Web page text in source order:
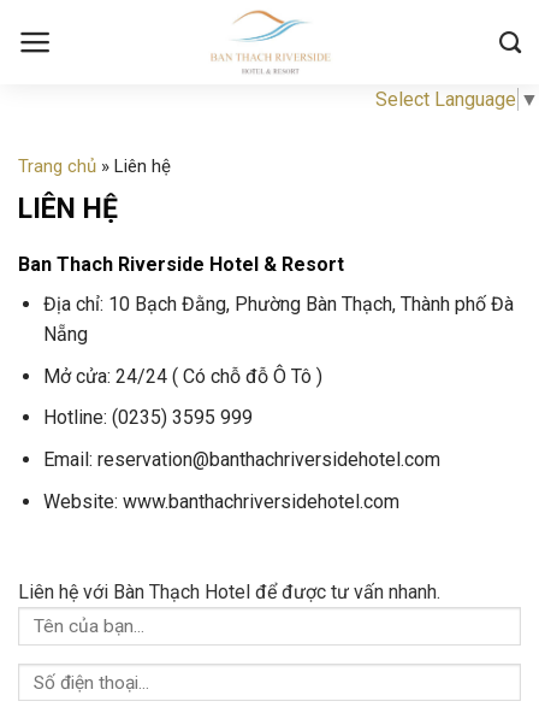
Select Language ▼
Trang chủ » Liên hệ
LIÊN HỆ
Ban Thach Riverside Hotel & Resort
Địa chỉ: 10 Bạch Đằng, Phường Bàn Thạch, Thành phố Đà
Nẵng
Mở cửa: 24/24 ( Có chỗ đỗ Ô Tô )
Hotline: (0235) 3595 999
Email: reservation@banthachriversidehotel.com
Website: www.banthachriversidehotel.com
Liên hệ với Bàn Thạch Hotel để được tư vấn nhanh.